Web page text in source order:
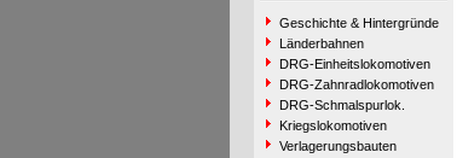
Geschichte & Hintergründe
Länderbahnen
DRG-Einheitslokomotiven
DRG-Zahnradlokomotiven
DRG-Schmalspurlok.
Kriegslokomotiven
Verlagerungsbauten